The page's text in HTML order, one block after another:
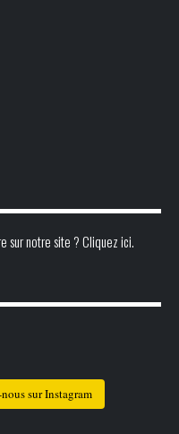
sur notre site ? Cliquez ici.
sur Instagram